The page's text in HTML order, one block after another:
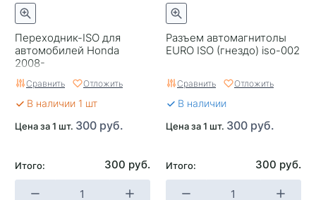
Переходник-ISO для
автомобилей Honda
2008-
Сравнить Отложить
В наличии 1 шт
Цена за 1 шт. 300 руб.
Итого: 300 руб.
Разъем автомагнитолы
EURO ISO (гнездо) iso-002
Сравнить Отложить
В наличии
Цена за 1 шт. 300 руб.
Итого: 300 руб.